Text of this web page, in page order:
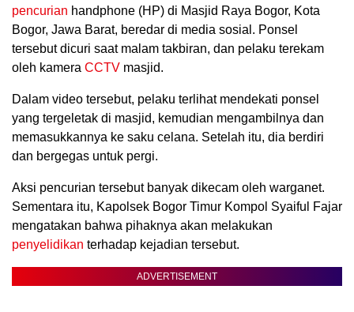
pencurian handphone (HP) di Masjid Raya Bogor, Kota
Bogor, Jawa Barat, beredar di media sosial. Ponsel
tersebut dicuri saat malam takbiran, dan pelaku terekam
oleh kamera CCTV masjid.
Dalam video tersebut, pelaku terlihat mendekati ponsel
yang tergeletak di masjid, kemudian mengambilnya dan
memasukkannya ke saku celana. Setelah itu, dia berdiri
dan bergegas untuk pergi.
Aksi pencurian tersebut banyak dikecam oleh warganet.
Sementara itu, Kapolsek Bogor Timur Kompol Syaiful Fajar
mengatakan bahwa pihaknya akan melakukan
penyelidikan terhadap kejadian tersebut.
ADVERTISEMENT